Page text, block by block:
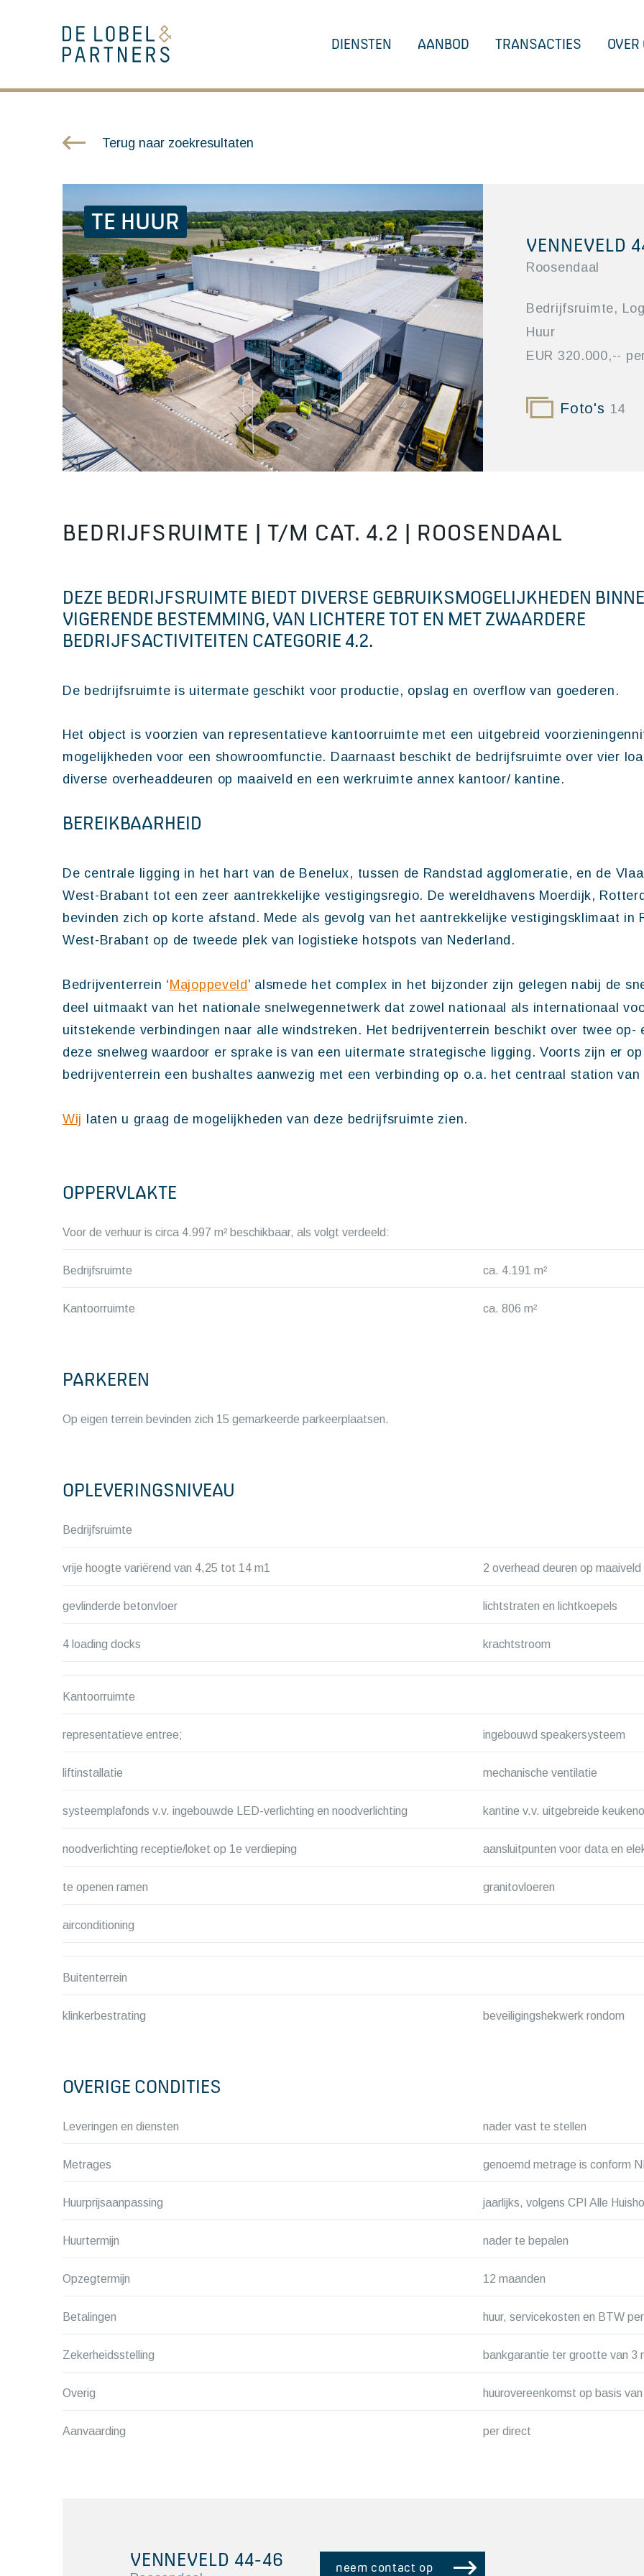
DIENSTEN AANBOD TRANSACTIES OVER
Terug naar zoekresultaten
TE HUUR
VENNEVELD
Roosendaal
Bedrijfsruimte,
Huur
EUR 320.000,--
Foto's 14
BEDRIJFSRUIMTE | T/M CAT. 4.2 | ROOSENDAAL
DEZE BEDRIJFSRUIMTE BIEDT DIVERSE GEBRUIKSMOGELIJKHEDEN
VIGERENDE BESTEMMING, VAN LICHTERE TOT EN MET ZWAARDERE
BEDRIJFSACTIVITEITEN CATEGORIE 4.2.
De bedrijfsruimte is uitermate geschikt voor productie, opslag en overflow van goederen.
Het object is voorzien van representatieve kantoorruimte met een uitgebreid
mogelijkheden voor een showroomfunctie. Daarnaast beschikt de bedrijfsruimte over vier
diverse overheaddeuren op maaiveld en een werkruimte annex kantoor/ kantine.
BEREIKBAARHEID
De centrale ligging in het hart van de Benelux, tussen de Randstad agglomeratie, en de
West-Brabant tot een zeer aantrekkelijke vestigingsregio. De wereldhavens Moerdijk,
bevinden zich op korte afstand. Mede als gevolg van het aantrekkelijke vestigingsklimaat in
West-Brabant op de tweede plek van logistieke hotspots van Nederland.
Bedrijventerrein ‘ Majoppeveld ’ alsmede het complex in het bijzonder zijn gelegen nabij de
deel uitmaakt van het nationale snelwegennetwerk dat zowel nationaal als internationaal
uitstekende verbindingen naar alle windstreken. Het bedrijventerrein beschikt over twee op-
deze snelweg waardoor er sprake is van een uitermate strategische ligging. Voorts zijn er
bedrijventerrein een bushaltes aanwezig met een verbinding op o.a. het centraal station van
Wij laten u graag de mogelijkheden van deze bedrijfsruimte zien.
OPPERVLAKTE
Voor de verhuur is circa 4.997 m² beschikbaar, als volgt verdeeld:
Bedrijfsruimte ca. 4.191 m²
Kantoorruimte ca. 806 m²
PARKEREN
Op eigen terrein bevinden zich 15 gemarkeerde parkeerplaatsen.
OPLEVERINGSNIVEAU
Bedrijfsruimte
vrije hoogte variërend van 4,25 tot 14 m1 2 overhead deuren op maaiveld
gevlinderde betonvloer lichtstraten en lichtkoepels
4 loading docks krachtstroom
Kantoorruimte
representatieve entree; ingebouwd speakersysteem
liftinstallatie mechanische ventilatie
systeemplafonds v.v. ingebouwde LED-verlichting en noodverlichting kantine v.v. uitgebreide
noodverlichting receptie/loket op 1e verdieping aansluitpunten voor data en
te openen ramen granitovloeren
airconditioning
Buitenterrein
klinkerbestrating beveiligingshekwerk rondom
OVERIGE CONDITIES
Leveringen en diensten nader vast te stellen
Metrages genoemd metrage is conform
Huurprijsaanpassing jaarlijks, volgens CPI Alle
Huurtermijn nader te bepalen
Opzegtermijn 12 maanden
Betalingen huur, servicekosten en BTW
Zekerheidsstelling bankgarantie ter grootte van 3
Overig huurovereenkomst op basis
Aanvaarding per direct
VENNEVELD 44-46 neem contact op